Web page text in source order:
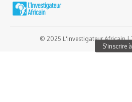
© 2025 L'investigateur Africain |